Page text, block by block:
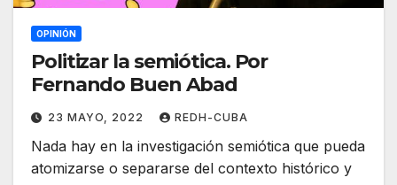
OPINIÓN
Politizar la semiótica. Por
Fernando Buen Abad
23 MAYO, 2022 REDH-CUBA
Nada hay en la investigación semiótica que pueda
atomizarse o separarse del contexto histórico y